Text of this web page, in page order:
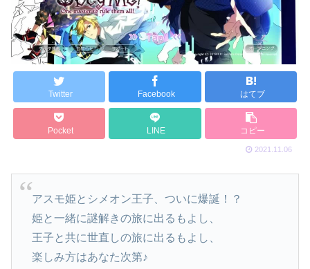
Twitter Facebook はてブ
Pocket LINE コピー
2021.11.06
アスモ姫とシメオン王子、ついに爆誕！？
姫と一緒に謎解きの旅に出るもよし、
王子と共に世直しの旅に出るもよし、
楽しみ方はあなた次第♪